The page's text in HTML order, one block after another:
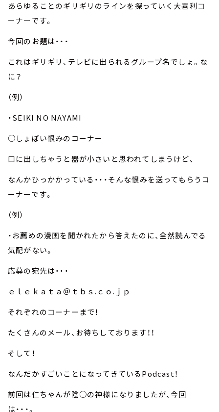
あらゆることのギリギリのラインを探っていく大喜利コ
ーナーです。
今回のお題は・・・
これはギリギリ、テレビに出られるグループ名でしょ。な
に？
（例）
・SEIKI NO NAYAMI
○しょぼい恨みのコーナー
口に出しちゃうと器が小さいと思われてしまうけど、
なんかひっかかっている・・・そんな恨みを送ってもらうコ
ーナーです。
（例）
・お薦めの漫画を聞かれたから答えたのに、全然読んでる
気配がない。
応募の宛先は・・・
ｅｌｅｋａｔａ＠ｔｂｓ.ｃｏ.ｊｐ
それぞれのコーナーまで！
たくさんのメール、お待ちしております！！
そして！
なんだかすごいことになってきているPodcast！
前回は仁ちゃんが陰○の神様になりましたが、今回
は・・・。